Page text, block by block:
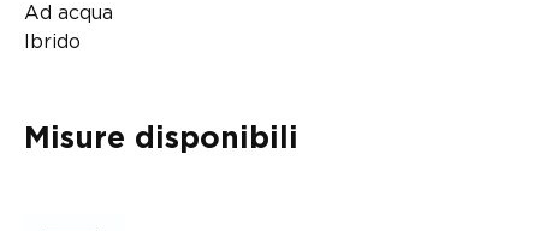
Ad acqua
Ibrido
Misure disponibili